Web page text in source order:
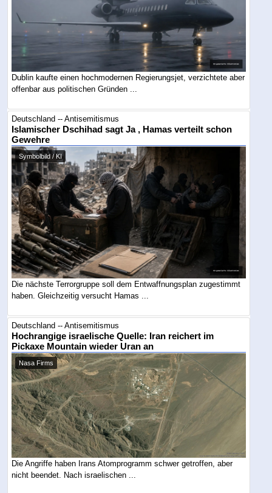
Dublin kaufte einen hochmodernen Regierungsjet, verzichtete aber
offenbar aus politischen Gründen ...
Deutschland -- Antisemitismus
Islamischer Dschihad sagt Ja , Hamas verteilt schon
Gewehre
Symbolbild / KI
Die nächste Terrorgruppe soll dem Entwaffnungsplan zugestimmt
haben. Gleichzeitig versucht Hamas ...
Deutschland -- Antisemitismus
Hochrangige israelische Quelle: Iran reichert im
Pickaxe Mountain wieder Uran an
Nasa Firms
Die Angriffe haben Irans Atomprogramm schwer getroffen, aber
nicht beendet. Nach israelischen ...